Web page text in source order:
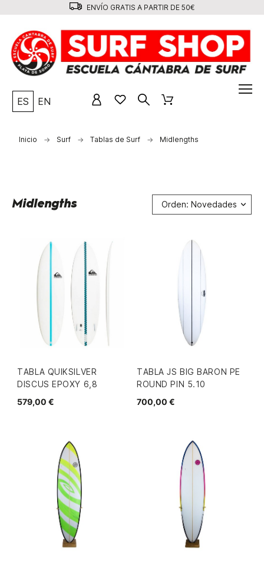
ENVÍO GRATIS A PARTIR DE 50€
ES EN
Inicio Surf Tablas de Surf Midlengths
Midlengths Orden: Novedades
TABLA QUIKSILVER
DISCUS EPOXY 6,8
579,00 €
TABLA JS BIG BARON PE
ROUND PIN 5.10
700,00 €